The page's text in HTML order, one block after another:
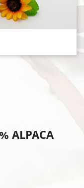
ALPACA